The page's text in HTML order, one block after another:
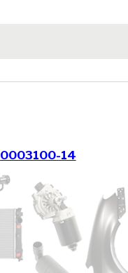
0003100-14